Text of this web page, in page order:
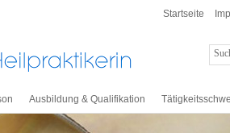
Startseite
Ausbildung & Qualifikation